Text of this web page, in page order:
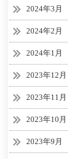
2024年3月
2024年2月
2024年1月
2023年12月
2023年11月
2023年10月
2023年9月